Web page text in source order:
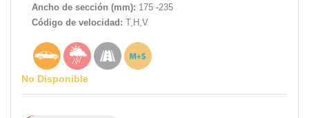
Ancho de sección (mm): 175 -235
Código de velocidad: T,H,V
No Disponible